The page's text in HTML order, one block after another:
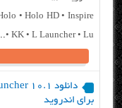
• Holo HD • Inspire
• KK • L Launcher • Lu...
برای اندروید